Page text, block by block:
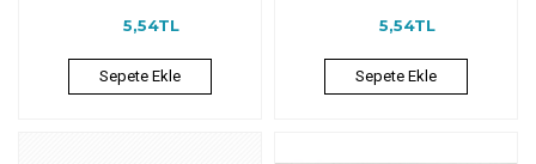
5,54TL
Sepete Ekle
5,54TL
Sepete Ekle